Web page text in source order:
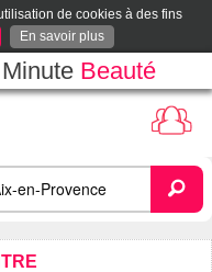
de cookies à des fins
En savoir plus
Beauté